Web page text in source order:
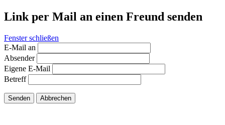
Link per Mail an einen Freund senden
Fenster schließen
E-Mail an
Absender
Eigene E-Mail
Betreff
Senden Abbrechen